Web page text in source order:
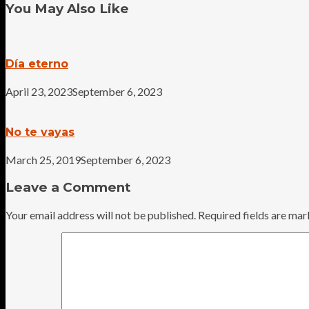
You May Also Like
Día eterno
April 23, 2023September 6, 2023
No te vayas
March 25, 2019September 6, 2023
Leave a Comment
Your email address will not be published. Required fields are